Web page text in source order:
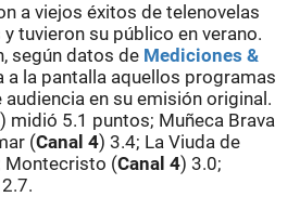
a viejos éxitos de telenovelas
tuvieron su público en verano.
según datos de Mediciones &
a la pantalla aquellos programas
en su emisión original.
) midió 5.1 puntos; Muñeca Brava
(Canal 4) 3.4; La Viuda de
Montecristo (Canal 4) 3.0;